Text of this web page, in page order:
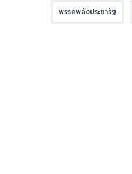
พรรคพลังประชารัฐ